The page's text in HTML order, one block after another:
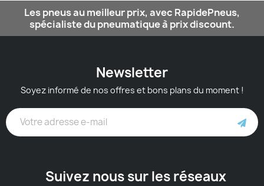
Les pneus au meilleur prix, avec RapidePneus,
spécialiste du pneumatique à prix discount.
Newsletter
Soyez informé de nos offres et bons plans du moment !
Suivez nous sur les réseaux